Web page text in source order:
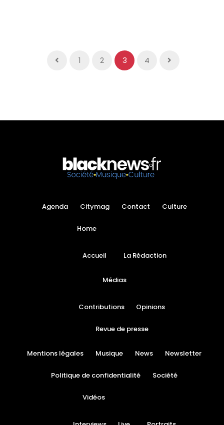
1 2 3 4
Agenda Citymag Contact Culture
Home
Accueil La Rédaction
Médias
Contributions Opinions
Revue de presse
Mentions légales Musique News Newsletter
Politique de confidentialité Société
Vidéos